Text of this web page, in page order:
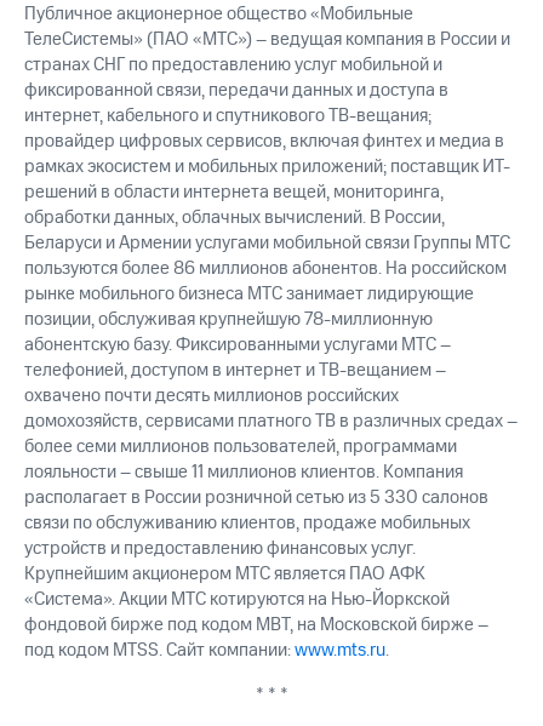
Рынок
акций
Описание
Программа
приобретения
Порядок
выкупа
акций
Дивиденды
Рынок
облигаций
Описание
Еврооблигации-2023
Уведомление
о
погашении
именных
облигаций
Другое
Регистратор
Реквизиты
Контакты
развитие
деловая этика
На главную
Публичное акционерное общество «Мобильные
ТелеСистемы» (ПАО «МТС») – ведущая компания в России и
странах СНГ по предоставлению услуг мобильной и
фиксированной связи, передачи данных и доступа в
интернет, кабельного и спутникового ТВ-вещания;
провайдер цифровых сервисов, включая финтех и медиа в
рамках экосистем и мобильных приложений; поставщик ИТ-
решений в области интернета вещей, мониторинга,
обработки данных, облачных вычислений. В России,
Беларуси и Армении услугами мобильной связи Группы МТС
пользуются более 86 миллионов абонентов. На российском
рынке мобильного бизнеса МТС занимает лидирующие
позиции, обслуживая крупнейшую 78-миллионную
абонентскую базу. Фиксированными услугами МТС –
телефонией, доступом в интернет и ТВ-вещанием –
охвачено почти десять миллионов российских
домохозяйств, сервисами платного ТВ в различных средах –
более семи миллионов пользователей, программами
лояльности – свыше 11 миллионов клиентов. Компания
располагает в России розничной сетью из 5 330 салонов
связи по обслуживанию клиентов, продаже мобильных
устройств и предоставлению финансовых услуг.
Крупнейшим акционером МТС является ПАО АФК
«Система». Акции МТС котируются на Нью-Йоркской
фондовой бирже под кодом MBT, на Московской бирже –
под кодом MTSS. Сайт компании:www.mts.ru.
* * *